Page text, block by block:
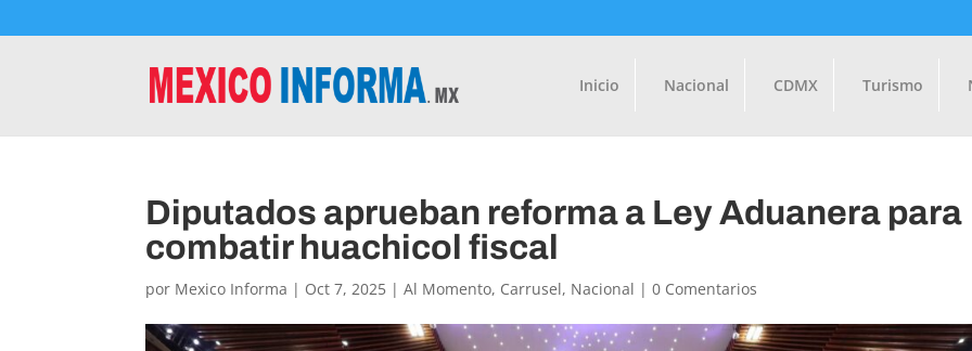
Inicio Nacional CDMX Turismo
Diputados aprueban reforma a Ley Aduanera para
combatir huachicol fiscal
por Mexico Informa | Oct 7, 2025 |Al Momento, Carrusel, Nacional |0 Comentarios